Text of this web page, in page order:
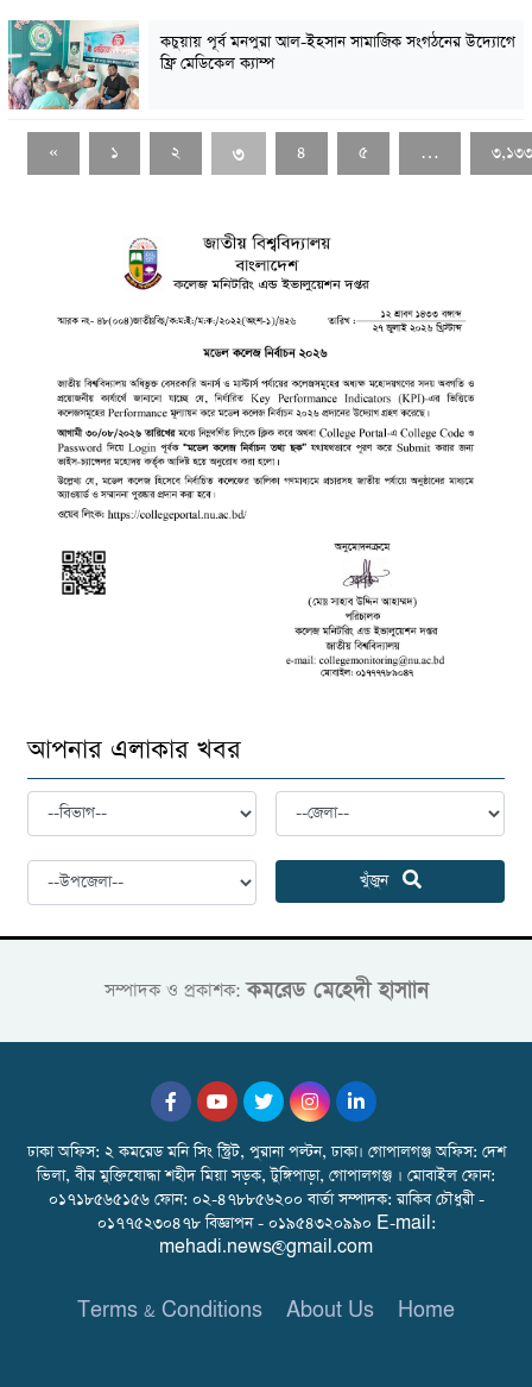
কচুয়ায় পূর্ব মনপুরা আল-ইহসান সামাজিক সংগঠনের উদ্যোগে
ফ্রি মেডিকেল ক্যাম্প
« ১ ২ ৩ ৪ ৫ … ৩,১৩৩
আপনার এলাকার খবর
খুঁজুন
সম্পাদক ও প্রকাশক:কমরেড মেহেদী হাসাান
ঢাকা অফিস: ২ কমরেড মনি সিং স্ট্রিট, পুরানা পল্টন, ঢাকা। গোপালগঞ্জ অফিস: দেশ
ভিলা, বীর মুক্তিযোদ্ধা শহীদ মিয়া সড়ক, টুঙ্গিপাড়া, গোপালগঞ্জ । মোবাইল ফোন:
০১৭১৮৫৬৫১৫৬ ফোন: ০২-৪৭৮৮৫৬২০০ বার্তা সম্পাদক: রাকিব চৌধুরী -
০১৭৭৫২৩০৪৭৮ বিজ্ঞাপন - ০১৯৫৪৩২০৯৯০ E-mail:
mehadi.news@gmail.com
Terms & Conditions About Us Home